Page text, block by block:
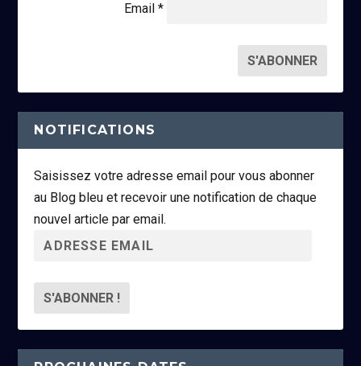
Email *
NOTIFICATIONS
Saisissez votre adresse email pour vous abonner
au Blog bleu et recevoir une notification de chaque
nouvel article par email.
r
s
s